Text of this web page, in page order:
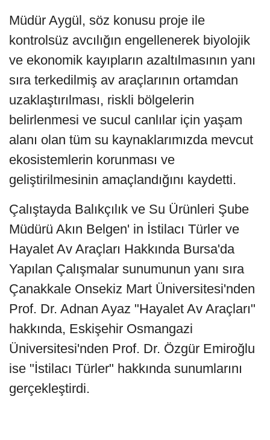
Müdür Aygül, söz konusu proje ile
kontrolsüz avcılığın engellenerek biyolojik
ve ekonomik kayıpların azaltılmasının yanı
sıra terkedilmiş av araçlarının ortamdan
uzaklaştırılması, riskli bölgelerin
belirlenmesi ve sucul canlılar için yaşam
alanı olan tüm su kaynaklarımızda mevcut
ekosistemlerin korunması ve
geliştirilmesinin amaçlandığını kaydetti.
Çalıştayda Balıkçılık ve Su Ürünleri Şube
Müdürü Akın Belgen' in İstilacı Türler ve
Hayalet Av Araçları Hakkında Bursa'da
Yapılan Çalışmalar sunumunun yanı sıra
Çanakkale Onsekiz Mart Üniversitesi'nden
Prof. Dr. Adnan Ayaz "Hayalet Av Araçları"
hakkında, Eskişehir Osmangazi
Üniversitesi'nden Prof. Dr. Özgür Emiroğlu
ise "İstilacı Türler" hakkında sunumlarını
gerçekleştirdi.